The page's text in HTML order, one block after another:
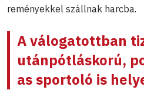
reményekkel szállnak harcba.
A válogatottban
utánpótláskorú,
as sportoló is